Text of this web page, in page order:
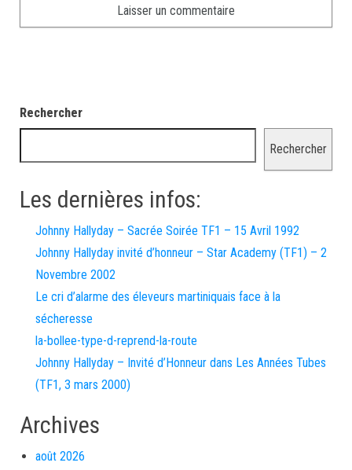
Rechercher
Rechercher
Les dernières infos:
Johnny Hallyday – Sacrée Soirée TF1 – 15 Avril 1992
Johnny Hallyday invité d’honneur – Star Academy (TF1) – 2
Novembre 2002
Le cri d’alarme des éleveurs martiniquais face à la
sécheresse
la-bollee-type-d-reprend-la-route
Johnny Hallyday – Invité d’Honneur dans Les Années Tubes
(TF1, 3 mars 2000)
Archives
août 2026